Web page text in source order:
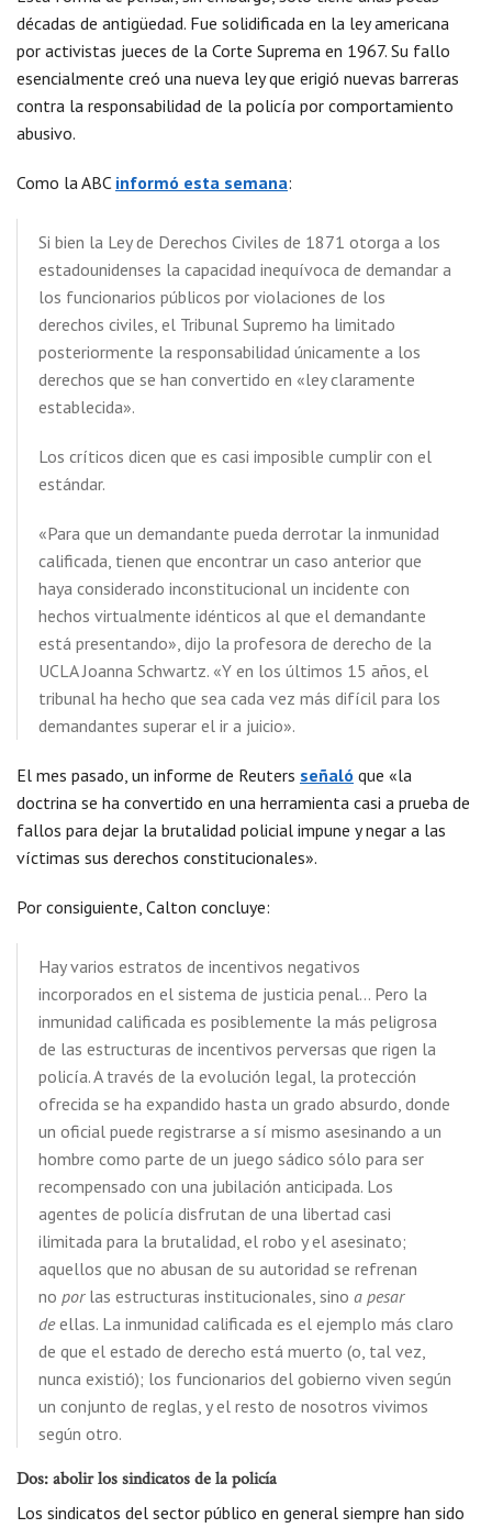
décadas de antigüedad. Fue solidificada en la ley americana
por activistas jueces de la Corte Suprema en 1967. Su fallo
esencialmente creó una nueva ley que erigió nuevas barreras
contra la responsabilidad de la policía por comportamiento
abusivo.
Como la ABC informó esta semana:
Si bien la Ley de Derechos Civiles de 1871 otorga a los
estadounidenses la capacidad inequívoca de demandar a
los funcionarios públicos por violaciones de los
derechos civiles, el Tribunal Supremo ha limitado
posteriormente la responsabilidad únicamente a los
derechos que se han convertido en «ley claramente
establecida».
Los críticos dicen que es casi imposible cumplir con el
estándar.
«Para que un demandante pueda derrotar la inmunidad
calificada, tienen que encontrar un caso anterior que
haya considerado inconstitucional un incidente con
hechos virtualmente idénticos al que el demandante
está presentando», dijo la profesora de derecho de la
UCLA Joanna Schwartz. «Y en los últimos 15 años, el
tribunal ha hecho que sea cada vez más difícil para los
demandantes superar el ir a juicio».
El mes pasado, un informe de Reuters señaló que «la
doctrina se ha convertido en una herramienta casi a prueba de
fallos para dejar la brutalidad policial impune y negar a las
víctimas sus derechos constitucionales».
Por consiguiente, Calton concluye:
Hay varios estratos de incentivos negativos
incorporados en el sistema de justicia penal… Pero la
inmunidad calificada es posiblemente la más peligrosa
de las estructuras de incentivos perversas que rigen la
policía. A través de la evolución legal, la protección
ofrecida se ha expandido hasta un grado absurdo, donde
un oficial puede registrarse a sí mismo asesinando a un
hombre como parte de un juego sádico sólo para ser
recompensado con una jubilación anticipada. Los
agentes de policía disfrutan de una libertad casi
ilimitada para la brutalidad, el robo y el asesinato;
aquellos que no abusan de su autoridad se refrenan
no porlas estructuras institucionales, sino a pesar
deellas. La inmunidad calificada es el ejemplo más claro
de que el estado de derecho está muerto (o, tal vez,
nunca existió); los funcionarios del gobierno viven según
un conjunto de reglas, y el resto de nosotros vivimos
según otro.
Dos: abolir los sindicatos de la policía
Los sindicatos del sector público en general siempre han sido